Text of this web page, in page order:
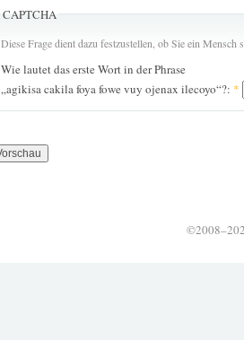
CAPTCHA
Diese Frage dient dazu festzustellen, ob Sie ein
Wie lautet das erste Wort in der Phrase
„agikisa cakila foya fowe vuy ojenax ilecoyo“?: *